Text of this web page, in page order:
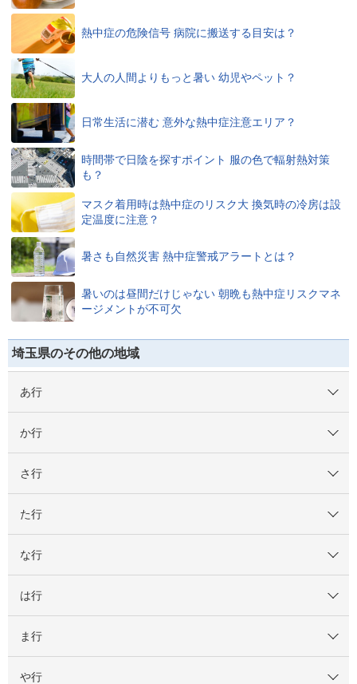
熱中症の危険信号 病院に搬送する目安は？
大人の人間よりもっと暑い 幼児やペット？
日常生活に潜む 意外な熱中症注意エリア？
時間帯で日陰を探すポイント 服の色で輻射熱対策
も？
マスク着用時は熱中症のリスク大 換気時の冷房は設
定温度に注意？
暑さも自然災害 熱中症警戒アラートとは？
暑いのは昼間だけじゃない 朝晩も熱中症リスクマネ
ージメントが不可欠
埼玉県のその他の地域
あ行
か行
さ行
た行
な行
は行
ま行
や行